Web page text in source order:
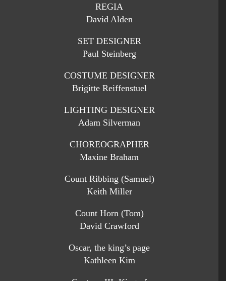
REGIA
David Alden
SET DESIGNER
Paul Steinberg
COSTUME DESIGNER
Brigitte Reiffenstuel
LIGHTING DESIGNER
Adam Silverman
CHOREOGRAPHER
Maxine Braham
Count Ribbing (Samuel)
Keith Miller
Count Horn (Tom)
David Crawford
Oscar, the king’s page
Kathleen Kim